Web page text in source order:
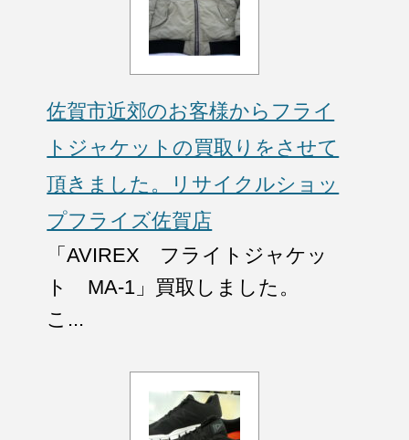
佐賀市近郊のお客様からフライ
トジャケットの買取りをさせて
頂きました。リサイクルショッ
プフライズ佐賀店
「AVIREX フライトジャケッ
ト MA-1」買取しました。
こ...